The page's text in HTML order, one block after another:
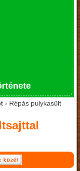
› Répás pulykasült